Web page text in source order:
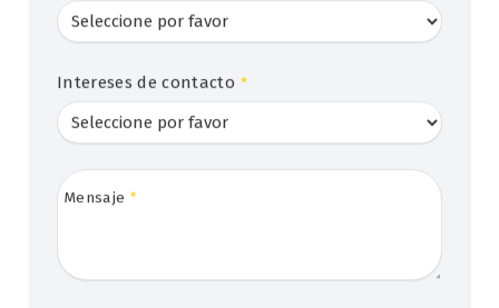
Intereses de contacto *
Mensaje *